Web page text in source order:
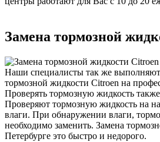
Замена тормозной
Наши специалисты так же
тормозной жидкости Citroen на
Проверять тормозную жидкость
Проверяют тормозную жидкость на
влаги. При обнаружении влаги,
необходимо заменить. Замена
Петербурге это быстро и недорого.